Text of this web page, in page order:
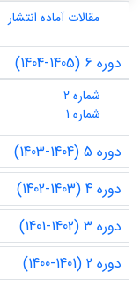
مقالات آماده انتشار
دوره 6 (1405-1404)
شماره 2
شماره 1
دوره 5 (1404-1403)
دوره 4 (1403-1402)
دوره 3 (1402-1401)
دوره 2 (1401-1400)